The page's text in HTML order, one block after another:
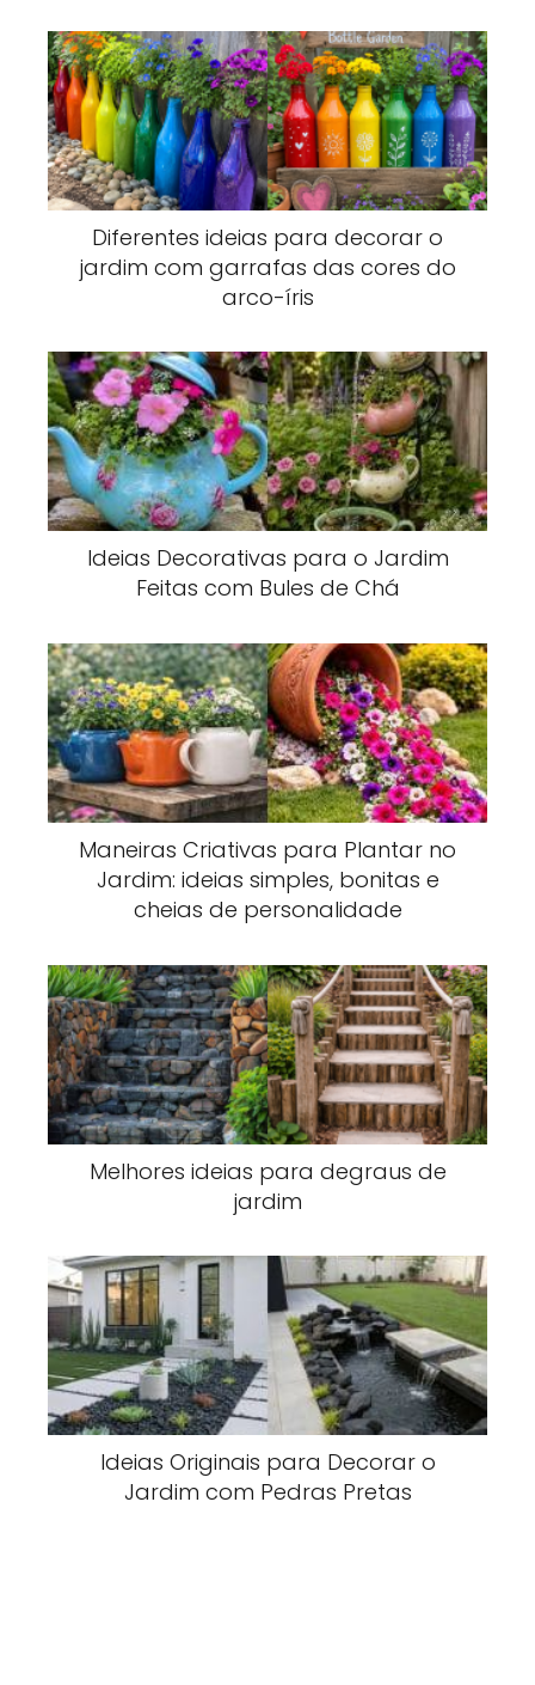
Diferentes ideias para decorar o
jardim com garrafas das cores do
arco-íris
Ideias Decorativas para o Jardim
Feitas com Bules de Chá
Maneiras Criativas para Plantar no
Jardim: ideias simples, bonitas e
cheias de personalidade
Melhores ideias para degraus de
jardim
Ideias Originais para Decorar o
Jardim com Pedras Pretas